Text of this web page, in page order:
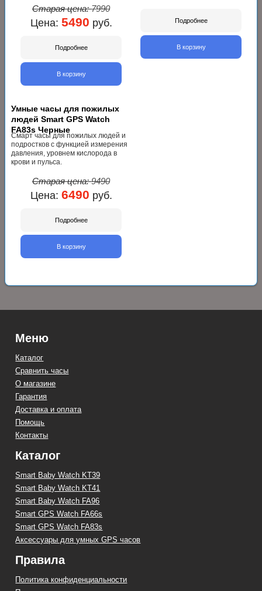
Старая цена:7990
Цена: 5490 руб.
Подробнее
В корзину
Подробнее
В корзину
Умные часы для пожилых
людей Smart GPS Watch
FA83s Черные
Смарт часы для пожилых людей и
подростков с функцией измерения
давления, уровнем кислорода в
крови и пульса.
Старая цена:9490
Цена: 6490 руб.
Подробнее
В корзину
Меню
Каталог
Сравнить часы
О магазине
Гарантия
Доставка и оплата
Помощь
Контакты
Каталог
Smart Baby Watch KT39
Smart Baby Watch KT41
Smart Baby Watch FA96
Smart GPS Watch FA66s
Smart GPS Watch FA83s
Аксессуары для умных GPS часов
Правила
Политика конфиденциальности